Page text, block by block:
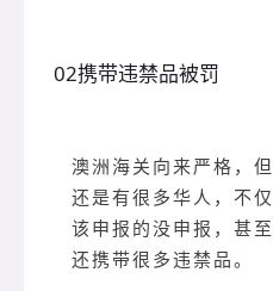
02携带违禁品被罚
澳洲海关向来严格，但
还是有很多华人，不仅
该申报的没申报，甚至
还携带很多违禁品。